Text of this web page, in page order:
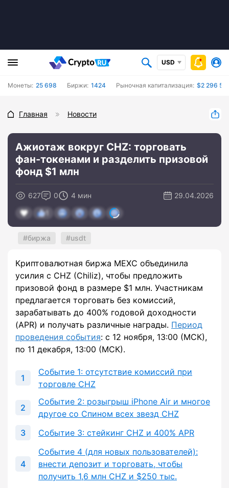
USD
Монеты: 25 698 Биржи: 1424 Рыночная капитализация: $2 296
Главная Новости
Ажиотаж вокруг CHZ: торговать
фан-токенами и разделить призовой
фонд $1 млн
627 0 4 мин
29.04.2026
1
биржа usdt
Криптовалютная биржа MEXC объединила
усилия с CHZ (Chiliz), чтобы предложить
призовой фонд в размере $1 млн. Участникам
предлагается торговать без комиссий,
зарабатывать до 400% годовой доходности
(APR) и получать различные награды. Период
проведения события: с 12 ноября, 13:00 (МСК),
по 11 декабря, 13:00 (МСК).
Событие 1: отсутствие комиссий при
торговле CHZ
Событие 2: розыгрыш iPhone Air и многое
другое со Спином всех звезд CHZ
Событие 3: стейкинг CHZ и 400% APR
Событие 4 (для новых пользователей):
внести депозит и торговать, чтобы
получить 1,6 млн CHZ и $250 тыс.